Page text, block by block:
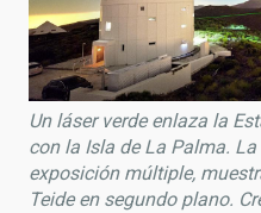
Un láser verde enlaza la
con la Isla de La Palma.
exposición múltiple,
Teide en segundo plano.